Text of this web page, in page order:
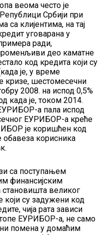
веома често је
Србији при
са клијентима, на тај
уговарана у
ради,
део каматне
код кредита који су
је, у време
кризе, шестомесечни
2008. на испод 0,5%
када је, током 2014.
а пала испод
ЕУРИБОР-а креће
је коришћен код
обавеза корисника
са поступањем
финансијским
становишта великог
који су задужени код
чија рата зависи
ЕУРИБОР-а, не само
помена у домаћим